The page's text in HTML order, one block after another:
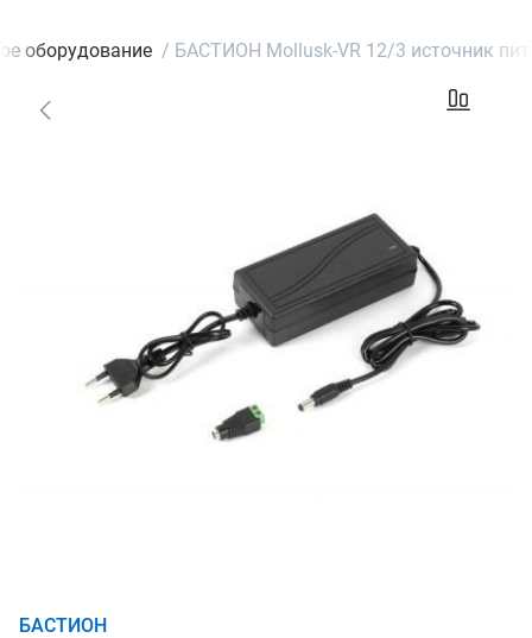
оборудование / БАСТИОН Mollusk-VR 12/3 источник
БАСТИОН